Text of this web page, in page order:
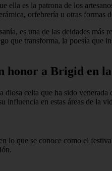
ella es la patrona de los
orfebrería u otras
es una de las deidades
que transforma, la poesía
honor a Brigid en
celta que ha sido
influencia en estas áreas de la
lo que se conoce como el